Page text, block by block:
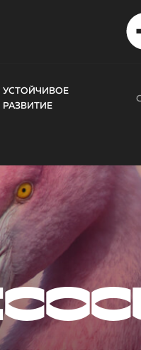
УСТОЙЧИВОЕ
РАЗВИТИЕ